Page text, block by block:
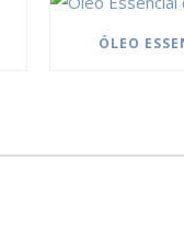
ÓLEO